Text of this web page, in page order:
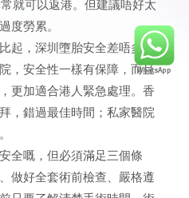
就可以返港。但建議唔好太
度勞累。
起，深圳墮胎安全差唔多
，安全性一樣有保障，而且
更加適合港人緊急處理。香
，錯過最佳時間；私家醫院
全嘅，但必須滿足三個條
做好全套術前檢查、嚴格遵